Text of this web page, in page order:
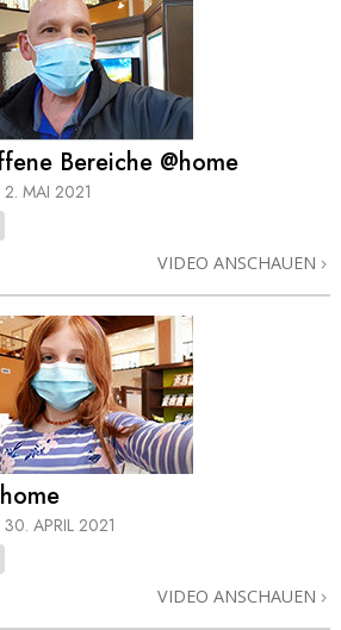
Bereiche @home
2. MAI 2021
VIDEO ANSCHAUEN
30. APRIL 2021
VIDEO ANSCHAUEN